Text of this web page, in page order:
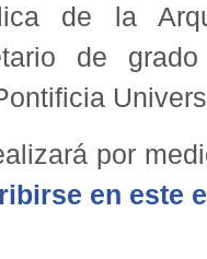
de la
de
por
en este